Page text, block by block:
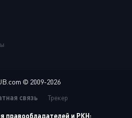
© 2009-2026
связь
Трекер
правообладателей и РКН: